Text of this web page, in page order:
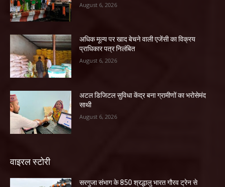
August 6, 2026
अधिक मूल्य पर खाद बेचने वाली एजेंसी का विक्रय
प्राधिकार पत्र निलंबित
August 6, 2026
अटल डिजिटल सुविधा केंद्र बना ग्रामीणों का भरोसेमंद
साथी
August 6, 2026
वाइरल स्टोरी
सरगुजा संभाग के 850 श्रद्धालु भारत गौरव ट्रेन से